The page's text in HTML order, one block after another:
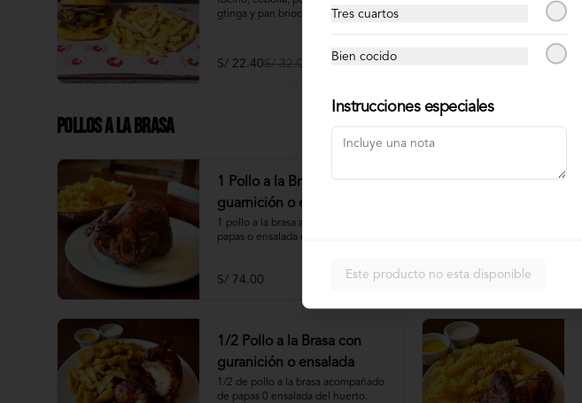
gtinga y pan brioche de camote
S/ 22.40S/ 32.00
Pollos a la Brasa
1 Pollo a la Brasa con
guarnición o ensalada
1 pollo a la brasa acompañado de
papas o ensalada del huerto.
S/ 74.00
1/2 Pollo a la Brasa con
guranición o ensalada
1/2 de pollo a la brasa acompañado
de papas 0 ensalada del huerto.
Tres cuartos
Bien cocido
Instrucciones especiales
Este producto no esta disponible